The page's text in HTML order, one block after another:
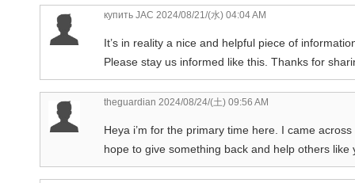
купить JAC 2024/08/21/(水) 04:04 AM
It’s in reality a nice and helpful piece of
Please stay us informed like this. Thanks for
theguardian 2024/08/24/(土) 09:56 AM
Heya i’m for the primary time here. I came
hope to give something back and help others like